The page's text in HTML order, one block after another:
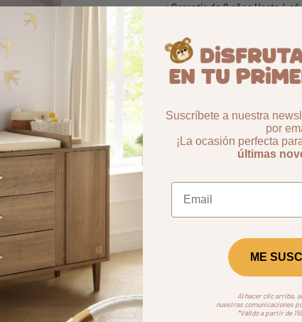
Garantía de 2 años Hasta 4
Envío en 48 horas Entrega
Satisfacción garantizada 14
Pago seguro Pago en 3
Suscríbete a nuestra
por
¡La ocasión perfecta
últimas
ME
Al hacer clic arriba,
nuestras comunicaciones
*Válido a partir de